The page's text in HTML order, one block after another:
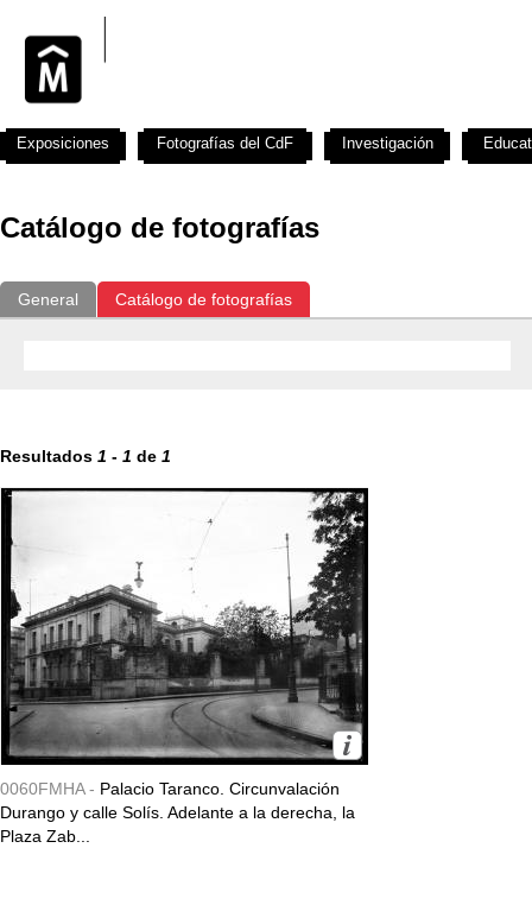
Catálogo de fotografías
General Catálogo de fotografías
Resultados 1 - 1 de 1
0060FMHA - Palacio Taranco. Circunvalación
Durango y calle Solís. Adelante a la derecha, la
Plaza Zab...
Exposiciones Fotografías del CdF Investigación